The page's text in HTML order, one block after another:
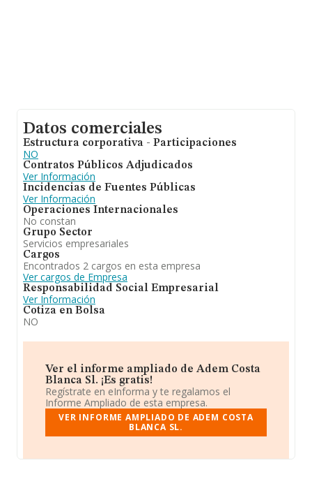
Datos comerciales
Estructura corporativa - Participaciones
NO
Contratos Públicos Adjudicados
Ver Información
Incidencias de Fuentes Públicas
Ver Información
Operaciones Internacionales
No constan
Grupo Sector
Servicios empresariales
Cargos
Encontrados 2 cargos en esta empresa
Ver cargos de Empresa
Responsabilidad Social Empresarial
Ver Información
Cotiza en Bolsa
NO
Ver el informe ampliado de Adem Costa
Blanca Sl. ¡Es gratis!
Regístrate en eInforma y te regalamos el
Informe Ampliado de esta empresa.
VER INFORME AMPLIADO DE ADEM COSTA
BLANCA SL.